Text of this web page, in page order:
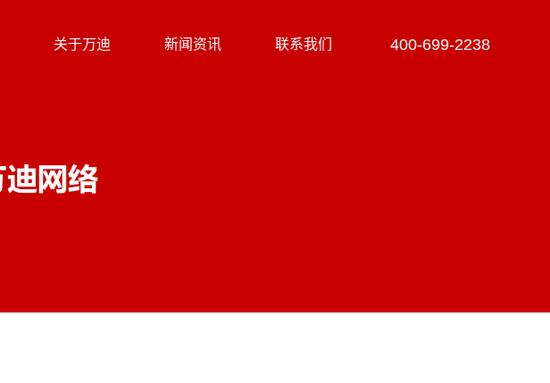
关于万迪 新闻资讯 联系我们 400-699-2238